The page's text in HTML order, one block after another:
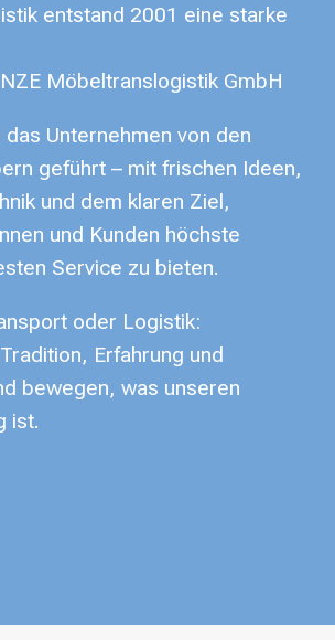
entstand 2001 eine starke
Möbeltranslogistik GmbH
Unternehmen von den
geführt – mit frischen Ideen,
und dem klaren Ziel,
und Kunden höchste
Service zu bieten.
oder Logistik:
Erfahrung und
bewegen, was unseren
ist.